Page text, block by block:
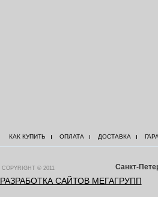
КАК КУПИТЬ ОПЛАТА ДОСТАВКА
РАЗРАБОТКА САЙТОВ МЕГАГРУПП
COPYRIGHT © 2011 Санкт-